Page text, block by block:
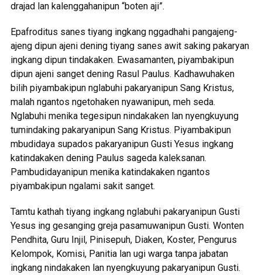
drajad lan kalenggahanipun “boten aji”.
Epafroditus sanes tiyang ingkang nggadhahi pangajeng-
ajeng dipun ajeni dening tiyang sanes awit saking pakaryan
ingkang dipun tindakaken. Ewasamanten, piyambakipun
dipun ajeni sanget dening Rasul Paulus. Kadhawuhaken
bilih piyambakipun nglabuhi pakaryanipun Sang Kristus,
malah ngantos ngetohaken nyawanipun, meh seda.
Nglabuhi menika tegesipun nindakaken lan nyengkuyung
tumindaking pakaryanipun Sang Kristus. Piyambakipun
mbudidaya supados pakaryanipun Gusti Yesus ingkang
katindakaken dening Paulus sageda kaleksanan.
Pambudidayanipun menika katindakaken ngantos
piyambakipun ngalami sakit sanget.
Tamtu kathah tiyang ingkang nglabuhi pakaryanipun Gusti
Yesus ing gesanging greja pasamuwanipun Gusti. Wonten
Pendhita, Guru Injil, Pinisepuh, Diaken, Koster, Pengurus
Kelompok, Komisi, Panitia lan ugi warga tanpa jabatan
ingkang nindakaken lan nyengkuyung pakaryanipun Gusti.